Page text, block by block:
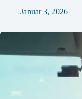
Januar 3, 2026